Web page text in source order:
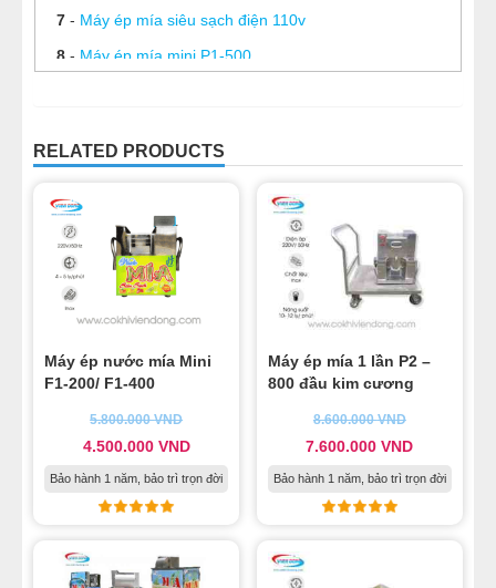
7- Máy ép mía siêu sạch điện 110v
8- Máy ép mía mini P1-500
11-Bộ sản phẩm máy ép nước mía đóng cốc
12-
4 điều cần chú ý khi mua máy ép nước mía siêu
sạch
13-
Chọn mua máy ép mía phù hợp
14-
Đây là lý do vì sao bạn nên chọn máy ép mía chính
15- “Bán máy ép nước mía giá rẻ” được nhiều người
-Có nên mua máy ép nước mía siêu sạch thanh lý
17-Dịch vụ sửa xe nước mía tận nhà – Phụ tùng máy
ép mía
18-
Mua máy ép nước mía siêu sạch ở đâu?
RELATED PRODUCTS
Máy ép nước mía Mini
F1-200/ F1-400
5.800.000VND
4.500.000 VND
Bảo hành 1 năm, bảo trì trọn đời
Máy ép mía 1 lần P2 –
800 đầu kim cương
8.600.000VND
7.600.000VND
Bảo hành 1 năm, bảo trì trọn đời